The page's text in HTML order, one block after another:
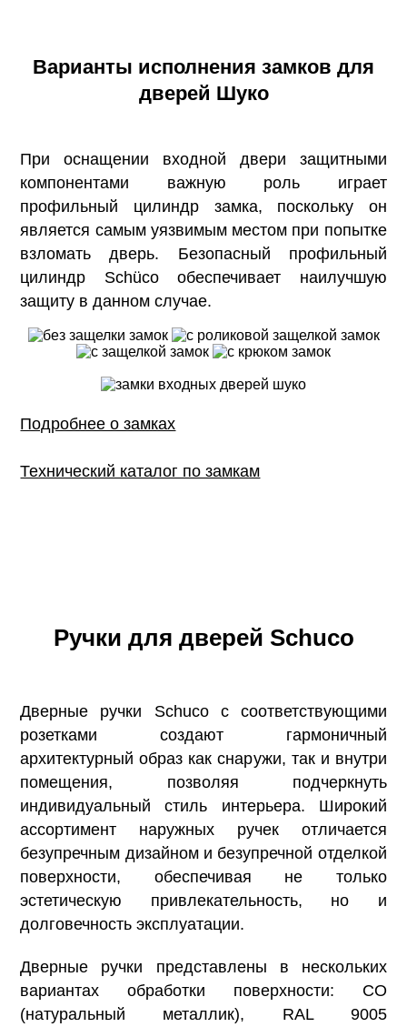
Варианты исполнения замков для
дверей Шуко
При оснащении входной двери защитными
компонентами важную роль играет
профильный цилиндр замка, поскольку он
является самым уязвимым местом при попытке
взломать дверь. Безопасный профильный
цилиндр Schüco обеспечивает наилучшую
защиту в данном случае.
Подробнее о замках
Технический каталог по замкам
Ручки для дверей Schuco
Дверные ручки Schuco с соответствующими
розетками создают гармоничный
архитектурный образ как снаружи, так и внутри
помещения, позволяя подчеркнуть
индивидуальный стиль интерьера. Широкий
ассортимент наружных ручек отличается
безупречным дизайном и безупречной отделкой
поверхности, обеспечивая не только
эстетическую привлекательность, но и
долговечность эксплуатации.
Дверные ручки представлены в нескольких
вариантах обработки поверхности: CO
(натуральный металлик), RAL 9005